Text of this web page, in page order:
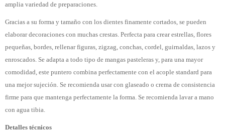
amplia variedad de preparaciones.
Gracias a su forma y tamaño con los dientes finamente cortados, se pueden
elaborar decoraciones con muchas crestas. Perfecta para crear estrellas, flores
pequeñas, bordes, rellenar figuras, zigzag, conchas, cordel, guirnaldas, lazos y
enroscados. Se adapta a todo tipo de mangas pasteleras y, para una mayor
comodidad, este puntero combina perfectamente con el acople standard para
una mejor sujeción. Se recomienda usar con glaseado o crema de consistencia
firme para que mantenga perfectamente la forma. Se recomienda lavar a mano
con agua tibia.
Detalles técnicos